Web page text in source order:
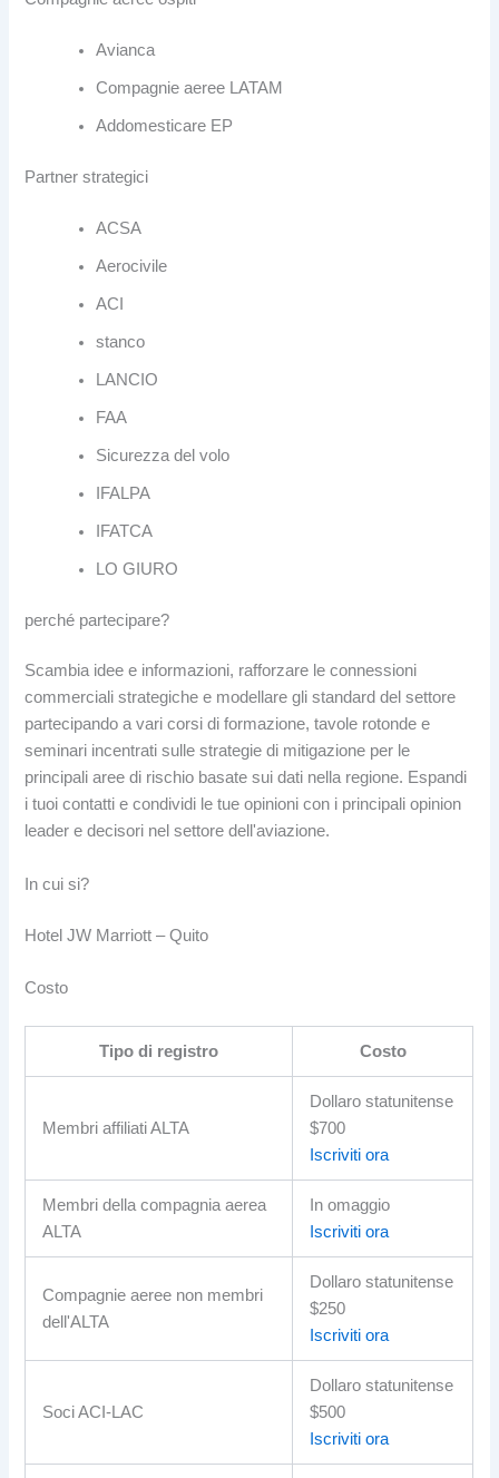
Avianca
Compagnie aeree LATAM
Addomesticare EP
Partner strategici
ACSA
Aerocivile
ACI
stanco
LANCIO
FAA
Sicurezza del volo
IFALPA
IFATCA
LO GIURO
perché partecipare?
Scambia idee e informazioni, rafforzare le connessioni
commerciali strategiche e modellare gli standard del settore
partecipando a vari corsi di formazione, tavole rotonde e
seminari incentrati sulle strategie di mitigazione per le
principali aree di rischio basate sui dati nella regione. Espandi
i tuoi contatti e condividi le tue opinioni con i principali opinion
leader e decisori nel settore dell'aviazione.
In cui si?
Hotel JW Marriott – Quito
Costo
Tipo di registro Costo
Membri affiliati ALTA
Dollaro statunitense
$700
Iscriviti ora
Membri della compagnia aerea
ALTA
In omaggio
Iscriviti ora
Compagnie aeree non membri
dell'ALTA
Dollaro statunitense
$250
Iscriviti ora
Soci ACI-LAC
Dollaro statunitense
$500
Iscriviti ora